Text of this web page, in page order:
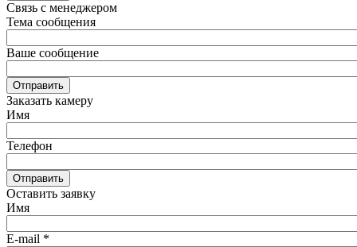
Связь с менеджером
Тема сообщения
Ваше сообщение
Отправить
Заказать камеру
Имя
Телефон
Отправить
Оставить заявку
Имя
E-mail *